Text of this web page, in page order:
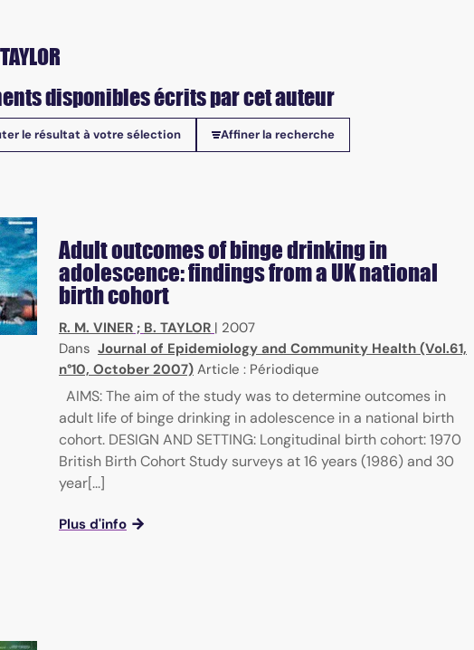
action mode, screening methods
disponibles écrits par cet auteur
le résultat à votre sélection Affiner la recherche
Adult outcomes of binge drinking in
adolescence: findings from a UK national
birth cohort
R. M. VINER ; B. TAYLOR | 2007
Dans Journal of Epidemiology and Community Health (Vol.61,
n°10, October 2007) Article : Périodique
AIMS: The aim of the study was to determine outcomes in
adult life of binge drinking in adolescence in a national birth
cohort. DESIGN AND SETTING: Longitudinal birth cohort: 1970
British Birth Cohort Study surveys at 16 years (1986) and 30
year[...]
Plus d'info